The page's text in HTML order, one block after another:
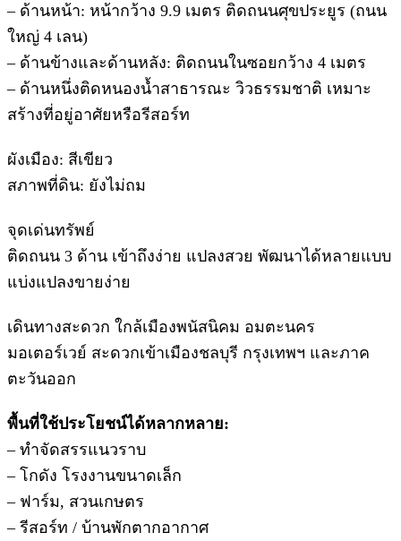
– ด้านหน้า: หน้ากว้าง 9.9 เมตร ติดถนนศุขประยูร (ถนน
ใหญ่ 4 เลน)
– ด้านข้างและด้านหลัง: ติดถนนในซอยกว้าง 4 เมตร
– ด้านหนึ่งติดหนองน้ำสาธารณะ วิวธรรมชาติ เหมาะ
สร้างที่อยู่อาศัยหรือรีสอร์ท
ผังเมือง: สีเขียว
สภาพที่ดิน: ยังไม่ถม
จุดเด่นทรัพย์
ติดถนน 3 ด้าน เข้าถึงง่าย แปลงสวย พัฒนาได้หลายแบบ
แบ่งแปลงขายง่าย
เดินทางสะดวก ใกล้เมืองพนัสนิคม อมตะนคร
มอเตอร์เวย์ สะดวกเข้าเมืองชลบุรี กรุงเทพฯ และภาค
ตะวันออก
พื้นที่ใช้ประโยชน์ได้หลากหลาย:
– ทำจัดสรรแนวราบ
– โกดัง โรงงานขนาดเล็ก
– ฟาร์ม, สวนเกษตร
– รีสอร์ท / บ้านพักตากอากาศ